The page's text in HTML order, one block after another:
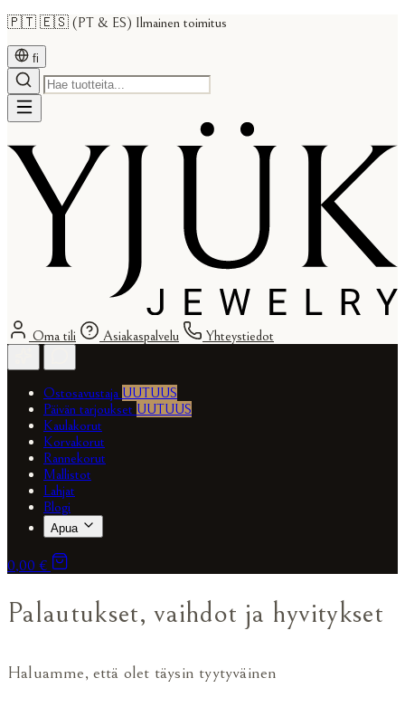
🇵🇹 🇪🇸 (PT & ES) Ilmainen toimitus
fi
Oma tili Asiakaspalvelu Yhteystiedot
Ostosavustaja UUTUUS
Päivän tarjoukset UUTUUS
Kaulakorut
Korvakorut
Rannekorut
Mallistot
Lahjat
Blogi
Apua
0,00 €
Palautukset, vaihdot ja hyvitykset
Haluamme, että olet täysin tyytyväinen